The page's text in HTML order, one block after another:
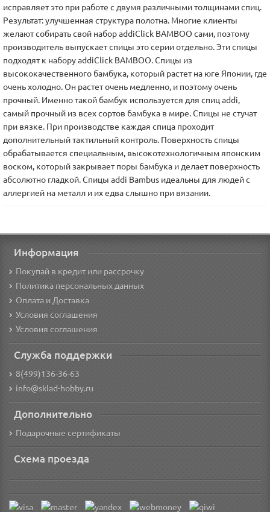
исправляет это при работе с двумя различными толщинами спиц.
Результат: улучшенная структура полотна. Многие клиенты
желают собирать свой набор addiClick BAMBOO сами, поэтому
производитель выпускает спицы это серии отдельно. Эти спицы
подходят к набору addiClick BAMBOO. Спицы из
высококачественного бамбука, который растет на юге Японии, где
очень холодно. Он растет очень медленно, и поэтому очень
прочный. Именно такой бамбук используется для спиц addi,
самый прочный из всех сортов бамбука в мире. Спицы не стучат
при вязке. При производстве каждая спица проходит
дополнительный тактильный контроль. Поверхность спицы
обрабатывается специальным, высокотехнологичным японским
воском, который закрывает поры бамбука и делает поверхность
абсолютно гладкой. Спицы addi Bambus идеальны для людей с
аллергией на металл и их едва слышно при вязании.
Информация
Покупай в кредит или рассрочку
Политика персональных данных
Оплата и Доставка
Условия соглашения
Условия соглашения
Служба поддержки
8(499)136-36-63
info@sklad-hobby.ru
Дополнительно
Подарочные сертификаты
Схема проезда